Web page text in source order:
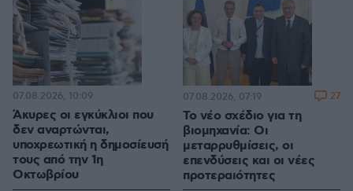
Άκυρες οι εγκύκλιοι που
δεν αναρτώνται,
υποχρεωτική η δημοσίευσή
τους από την 1η
Οκτωβρίου
07.08.2026, 10:09
Το νέο σχέδιο για τη
βιομηχανία: Οι
μεταρρυθμίσεις, οι
επενδύσεις και οι νέες
προτεραιότητες
07.08.2026, 07:19 27